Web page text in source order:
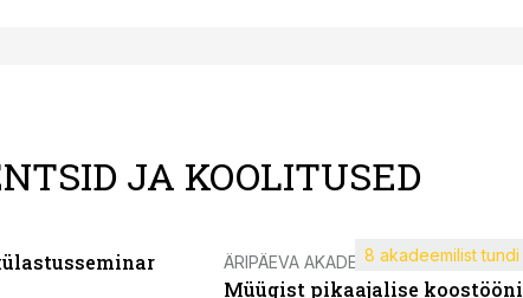
JA KOOLITUSED
ÄRIPÄEVA AKADEEMIA
Müügist pikaajalise koostööni
8 akadeemilist tundi